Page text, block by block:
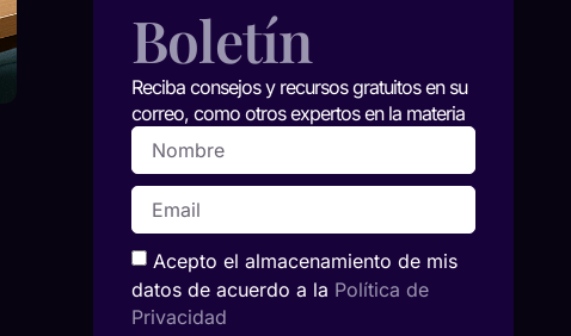
Boletín
Reciba consejos y recursos gratuitos en su
correo, como otros expertos en la materia
Acepto el almacenamiento de mis
datos de acuerdo a la Política de
Privacidad